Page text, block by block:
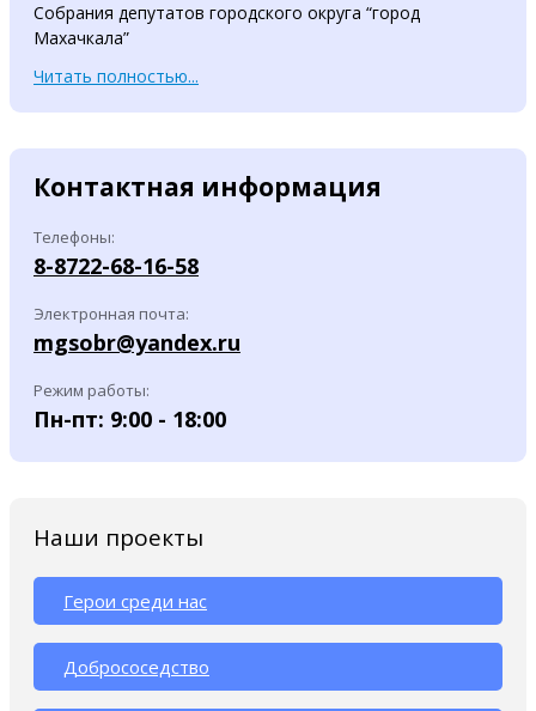
Собрания депутатов городского округа “город
Махачкала”
Читать полностью...
Контактная информация
Телефоны:
8-8722-68-16-58
Электронная почта:
mgsobr@yandex.ru
Режим работы:
Пн-пт: 9:00 - 18:00
Наши проекты
Герои среди нас
Добрососедство